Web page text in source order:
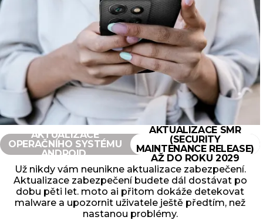
AKTUALIZACE
OPERAČNÍHO SYSTÉMU
ANDROID
AKTUALIZACE SMR
(SECURITY
MAINTENANCE RELEASE)
AŽ DO ROKU 2029
Už nikdy vám neunikne aktualizace zabezpečení.
Aktualizace zabezpečení budete dál dostávat po
dobu pěti let. moto ai přitom dokáže detekovat
malware a upozornit uživatele ještě předtím, než
nastanou problémy.